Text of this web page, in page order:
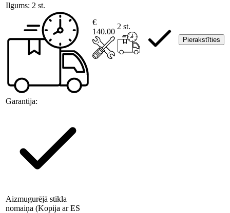
Ilgums: 2 st.
Garantija:
€
140.00
2 st.
Pierakstīties
Aizmugurējā stikla
nomaiņa (Kopija ar ES